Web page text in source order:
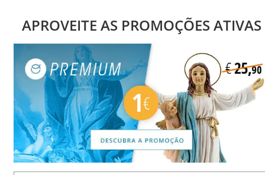
APROVEITE AS PROMOÇÕES ATIVAS